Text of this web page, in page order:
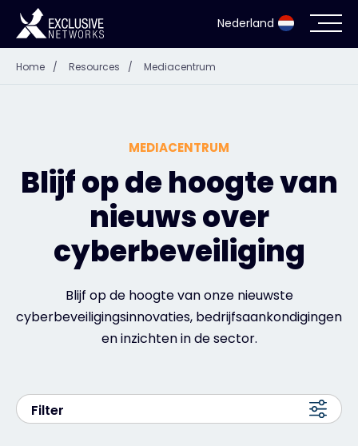
Nederland
Resources
Partner Portal
Exclusive Access Inloggen
Exclusive Access - Meer informatie
Home / Resources / Mediacentrum
MEDIACENTRUM
Blijf op de hoogte van
nieuws over
cyberbeveiliging
Blijf op de hoogte van onze nieuwste
cyberbeveiligingsinnovaties, bedrijfsaankondigingen
en inzichten in de sector.
Filter